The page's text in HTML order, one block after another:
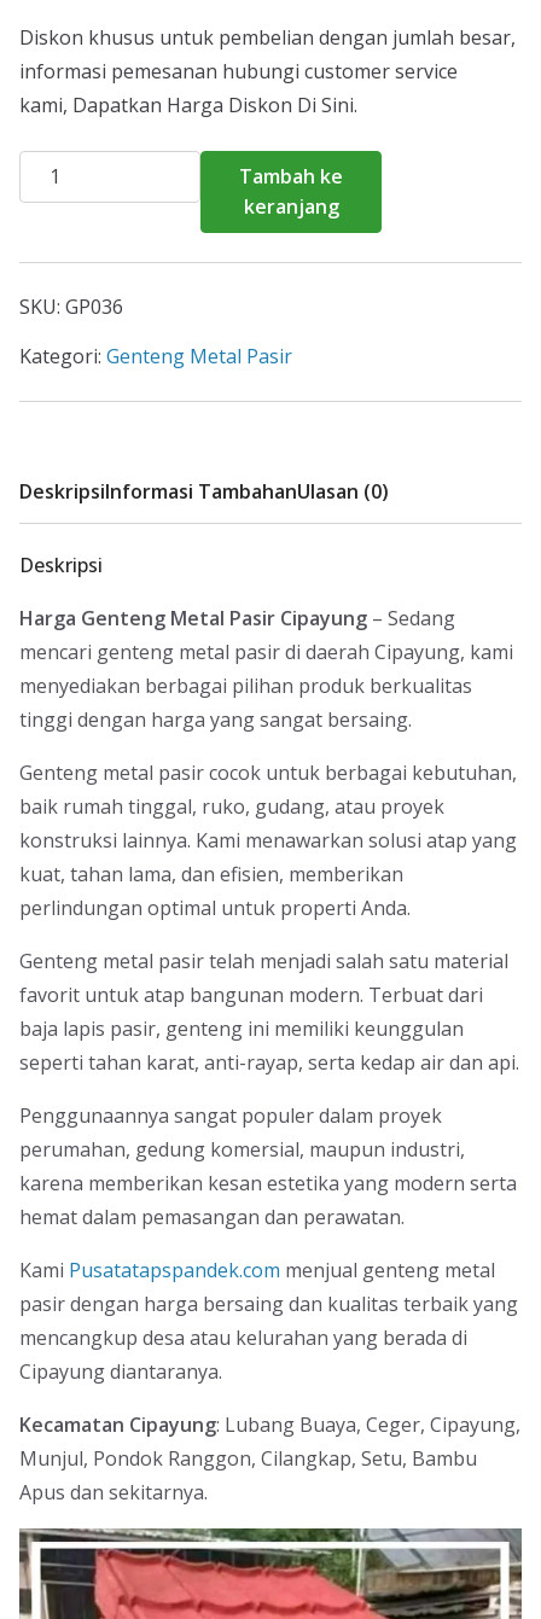
Diskon khusus untuk pembelian dengan jumlah besar,
informasi pemesanan hubungi customer service
kami, Dapatkan Harga Diskon Di Sini.
Kuantitas
Harga
Cipayung
2026
Tambah ke
keranjang
SKU: GP036
Kategori: Genteng Metal Pasir
DeskripsiInformasi TambahanUlasan (0)
Deskripsi
Harga Genteng Metal Pasir Cipayung – Sedang
mencari genteng metal pasir di daerah Cipayung, kami
menyediakan berbagai pilihan produk berkualitas
tinggi dengan harga yang sangat bersaing.
Genteng metal pasir cocok untuk berbagai kebutuhan,
baik rumah tinggal, ruko, gudang, atau proyek
konstruksi lainnya. Kami menawarkan solusi atap yang
kuat, tahan lama, dan efisien, memberikan
perlindungan optimal untuk properti Anda.
Genteng metal pasir telah menjadi salah satu material
favorit untuk atap bangunan modern. Terbuat dari
baja lapis pasir, genteng ini memiliki keunggulan
seperti tahan karat, anti-rayap, serta kedap air dan api.
Penggunaannya sangat populer dalam proyek
perumahan, gedung komersial, maupun industri,
karena memberikan kesan estetika yang modern serta
hemat dalam pemasangan dan perawatan.
Kami Pusatatapspandek.com menjual genteng metal
pasir dengan harga bersaing dan kualitas terbaik yang
mencangkup desa atau kelurahan yang berada di
Cipayung diantaranya.
Kecamatan Cipayung: Lubang Buaya, Ceger, Cipayung,
Munjul, Pondok Ranggon, Cilangkap, Setu, Bambu
Apus dan sekitarnya.